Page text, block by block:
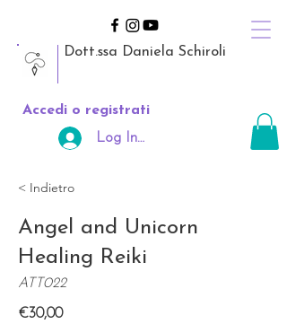
Dott.ssa Daniela Schiroli
Accedi o registrati
Log In Area Riservata
< Indietro
Angel and Unicorn
Healing Reiki
ATT022
€30,00